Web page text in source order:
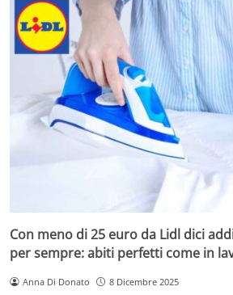
Con meno di 25 euro da Lidl dici
per sempre: abiti perfetti come in
Anna Di Donato 8 Dicembre 2025